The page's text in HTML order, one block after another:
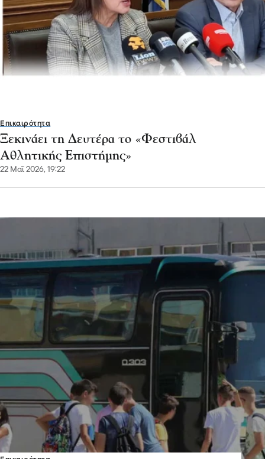
Επικαιρότητα
Ξεκινάει τη Δευτέρα το «Φεστιβάλ
Αθλητικής Επιστήμης»
22 Μαΐ 2026, 19:22